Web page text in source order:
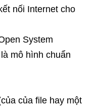
nối Internet cho
System
mô hình chuẩn
của file hay một